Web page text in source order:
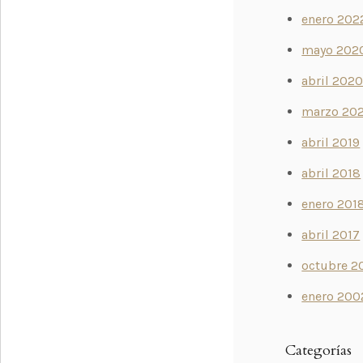
enero
mayo
abril 2020
marzo
abril 2019
abril 2018
enero
abril 2017
octubre
enero
Categorías